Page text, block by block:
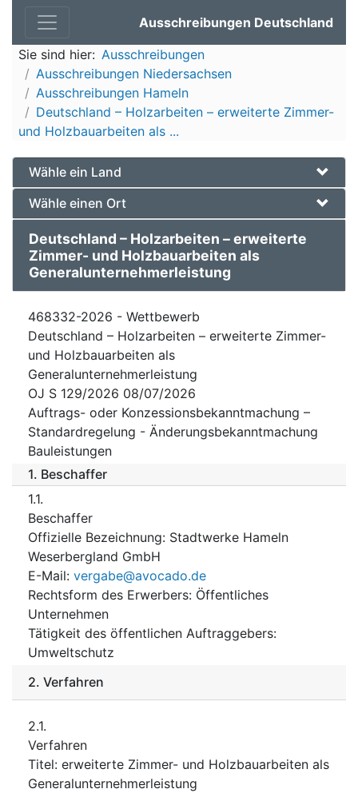
Ausschreibungen Deutschland
Sie sind hier: Ausschreibungen
Ausschreibungen Niedersachsen
Ausschreibungen Hameln
Deutschland – Holzarbeiten – erweiterte Zimmer-
und Holzbauarbeiten als ...
Wähle ein Land
Wähle einen Ort
Deutschland – Holzarbeiten – erweiterte
Zimmer- und Holzbauarbeiten als
Generalunternehmerleistung
468332-2026 - Wettbewerb
Deutschland – Holzarbeiten – erweiterte Zimmer-
und Holzbauarbeiten als
Generalunternehmerleistung
OJ S 129/2026 08/07/2026
Auftrags- oder Konzessionsbekanntmachung –
Standardregelung - Änderungsbekanntmachung
Bauleistungen
1. Beschaffer
1.1.
Beschaffer
Offizielle Bezeichnung: Stadtwerke Hameln
Weserbergland GmbH
E-Mail: vergabe@avocado.de
Rechtsform des Erwerbers: Öffentliches
Unternehmen
Tätigkeit des öffentlichen Auftraggebers:
Umweltschutz
2. Verfahren
2.1.
Verfahren
Titel: erweiterte Zimmer- und Holzbauarbeiten als
Generalunternehmerleistung